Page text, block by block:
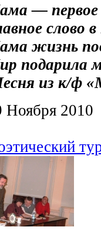
— первое
слово
жизнь
подарила
из к/ф
Ноября 2010